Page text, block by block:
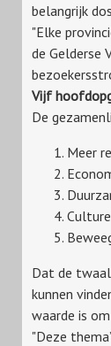
belangrijk
"Elke
de Gelderse
Vijf
De
Meer
Dat de
kunnen
waarde is
"Deze